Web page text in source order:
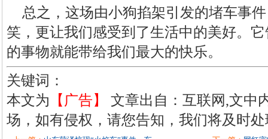
总之，这场由小狗掐架引发的堵车事
笑，更让我们感受到了生活中的美好。
的事物就能带给我们最大的快乐。
关键词：
本文为 【广告】
文章出自：互联网,文中
场，如有侵权，请您告知，我们将及时